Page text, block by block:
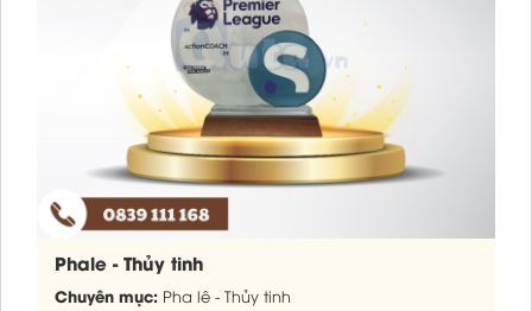
Phale - Thủy tinh
Chuyên mục: Pha lê - Thủy tinh